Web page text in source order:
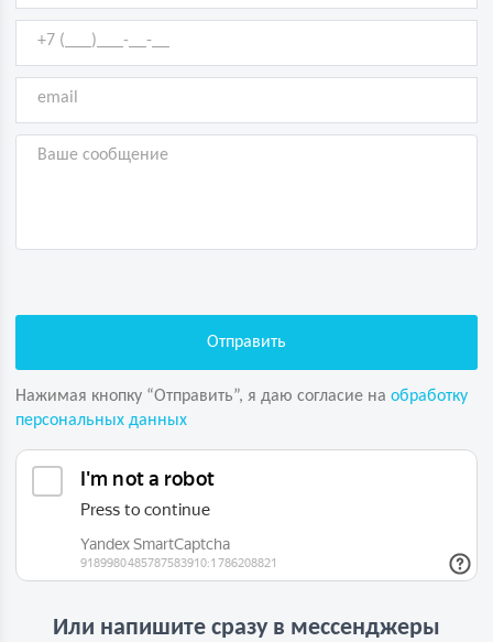
Нажимая кнопку “Отправить”, я даю согласие на обработку
персональных данных
Или напишите сразу в мессенджеры